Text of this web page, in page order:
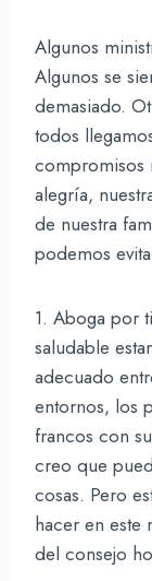
Algunos
Algunos se
demasiado.
todos
compromisos
alegría,
de nuestra
podemos
1. Aboga por
saludable
adecuado
entornos, los
francos con
creo que
cosas. Pero
hacer en este
del consejo